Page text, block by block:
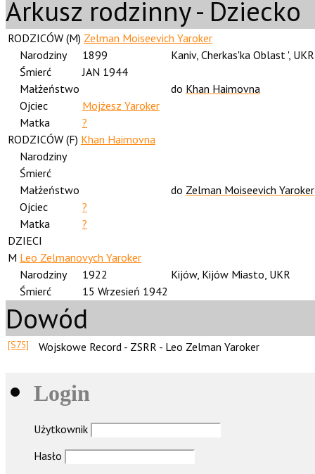
Arkusz rodzinny - Dziecko
RODZICÓW (M) Zelman Moiseevich Yaroker
Narodziny
1899
Kaniv, Cherkas'ka Oblast ', UKR
Śmierć
JAN 1944
Małżeństwo
do Khan Haimovna
Ojciec
Mojżesz Yaroker
Matka
?
RODZICÓW (F) Khan Haimovna
Narodziny
Śmierć
Małżeństwo
do Zelman Moiseevich Yaroker
Ojciec
?
Matka
?
DZIECI
M Leo Zelmanovych Yaroker
Narodziny
1922
Kijów, Kijów Miasto, UKR
Śmierć
15 Wrzesień 1942
Dowód
[S75] Wojskowe Record - ZSRR - Leo Zelman Yaroker
Login
Użytkownik
Hasło